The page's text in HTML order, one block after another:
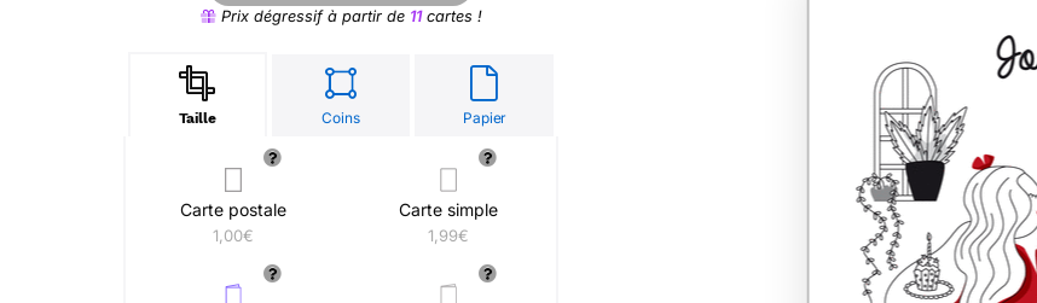
Prix dégressif à partir de 11cartes !
Taille Coins Papier
Carte postale
1,00€
Carte simple
1,99€